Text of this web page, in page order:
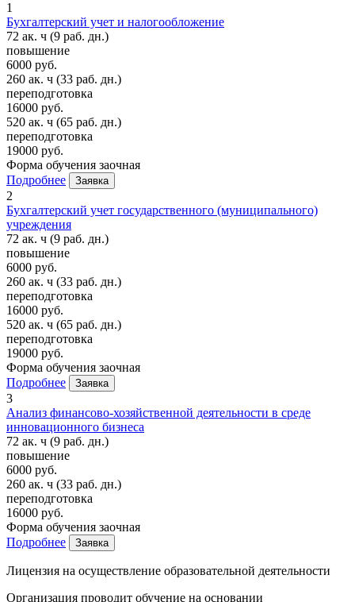
1
Бухгалтерский учет и налогообложение
72 ак. ч (9 раб. дн.)
повышение
6000 руб.
260 ак. ч (33 раб. дн.)
переподготовка
16000 руб.
520 ак. ч (65 раб. дн.)
переподготовка
19000 руб.
Форма обучения заочная
Подробнее
Заявка
2
Бухгалтерский учет государственного (муниципального)
учреждения
72 ак. ч (9 раб. дн.)
повышение
6000 руб.
260 ак. ч (33 раб. дн.)
переподготовка
16000 руб.
520 ак. ч (65 раб. дн.)
переподготовка
19000 руб.
Форма обучения заочная
Подробнее
Заявка
3
Анализ финансово-хозяйственной деятельности в среде
инновационного бизнеса
72 ак. ч (9 раб. дн.)
повышение
6000 руб.
260 ак. ч (33 раб. дн.)
переподготовка
16000 руб.
Форма обучения заочная
Подробнее
Заявка
Лицензия на осуществление образовательной деятельности
Организация проводит обучение на основании